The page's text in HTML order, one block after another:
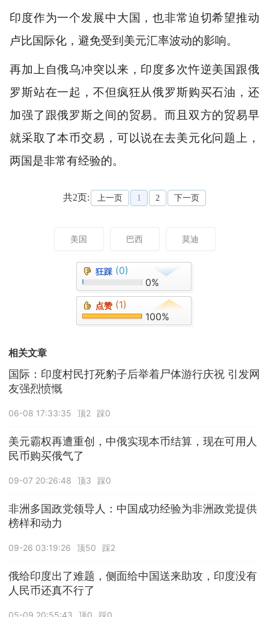
印度作为一个发展中大国，也非常迫切希望推动
卢比国际化，避免受到美元汇率波动的影响。
再加上自俄乌冲突以来，印度多次忤逆美国跟俄
罗斯站在一起，不但疯狂从俄罗斯购买石油，还
加强了跟俄罗斯之间的贸易。而且双方的贸易早
就采取了本币交易，可以说在去美元化问题上，
两国是非常有经验的。
共2页: 上一页 1 2 下一页
美国 巴西 莫迪
狂踩 (0)
0%
点赞 (1)
100%
相关文章
国际：印度村民打死豹子后举着尸体游行庆祝 引发网
友强烈愤慨
06-08 17:33:35 顶2 踩0
美元霸权再遭重创，中俄实现本币结算，现在可用人
民币购买俄气了
09-07 20:26:48 顶3 踩0
非洲多国政党领导人：中国成功经验为非洲政党提供
榜样和动力
09-26 03:19:26 顶50 踩2
俄给印度出了难题，侧面给中国送来助攻，印度没有
人民币还真不行了
05-09 20:55:43 顶0 踩0